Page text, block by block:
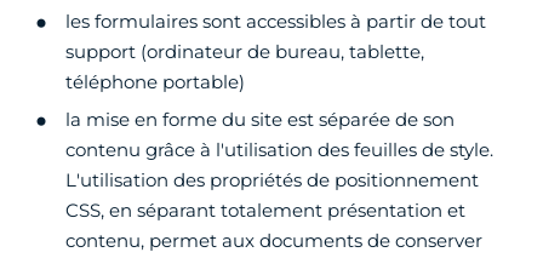
les formulaires sont accessibles à partir de tout
support (ordinateur de bureau, tablette,
téléphone portable)
la mise en forme du site est séparée de son
contenu grâce à l'utilisation des feuilles de style.
L'utilisation des propriétés de positionnement
CSS, en séparant totalement présentation et
contenu, permet aux documents de conserver